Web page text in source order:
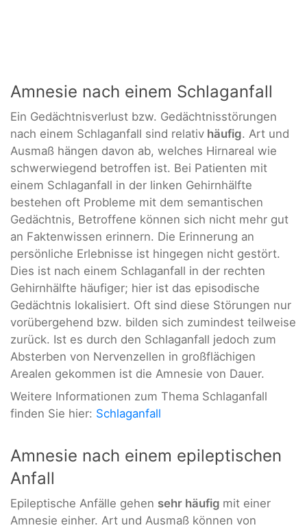
Amnesie nach einem Schlaganfall
Ein Gedächtnisverlust bzw. Gedächtnisstörungen
nach einem Schlaganfall sind relativ häufig. Art und
Ausmaß hängen davon ab, welches Hirnareal wie
schwerwiegend betroffen ist. Bei Patienten mit
einem Schlaganfall in der linken Gehirnhälfte
bestehen oft Probleme mit dem semantischen
Gedächtnis, Betroffene können sich nicht mehr gut
an Faktenwissen erinnern. Die Erinnerung an
persönliche Erlebnisse ist hingegen nicht gestört.
Dies ist nach einem Schlaganfall in der rechten
Gehirnhälfte häufiger; hier ist das episodische
Gedächtnis lokalisiert. Oft sind diese Störungen nur
vorübergehend bzw. bilden sich zumindest teilweise
zurück. Ist es durch den Schlaganfall jedoch zum
Absterben von Nervenzellen in großflächigen
Arealen gekommen ist die Amnesie von Dauer.
Weitere Informationen zum Thema Schlaganfall
finden Sie hier: Schlaganfall
Amnesie nach einem epileptischen
Anfall
Epileptische Anfälle gehen sehr häufig mit einer
Amnesie einher. Art und Ausmaß können von